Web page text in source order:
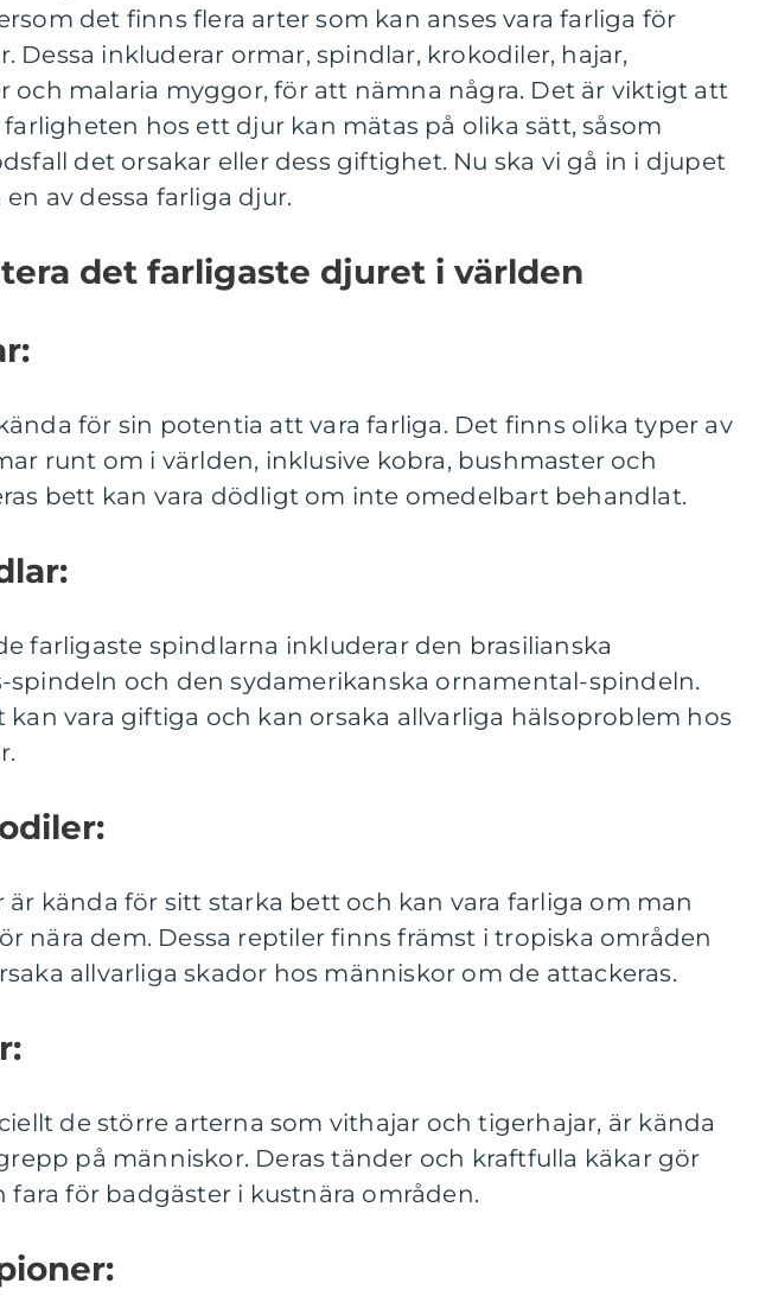
det finns flera arter som kan anses vara farliga för
Dessa inkluderar ormar, spindlar, krokodiler, hajar,
och malaria myggor, för att nämna några. Det är viktigt att
hos ett djur kan mätas på olika sätt, såsom
det orsakar eller dess giftighet. Nu ska vi gå in i djupet
en av dessa farliga djur.
det farligaste djuret i världen
för sin potentia att vara farliga. Det finns olika typer av
runt om i världen, inklusive kobra, bushmaster och
bett kan vara dödligt om inte omedelbart behandlat.
farligaste spindlarna inkluderar den brasilianska
spindeln och den sydamerikanska ornamental-spindeln.
kan vara giftiga och kan orsaka allvarliga hälsoproblem hos
är kända för sitt starka bett och kan vara farliga om man
nära dem. Dessa reptiler finns främst i tropiska områden
allvarliga skador hos människor om de attackeras.
de större arterna som vithajar och tigerhajar, är kända
på människor. Deras tänder och kraftfulla käkar gör
fara för badgäster i kustnära områden.